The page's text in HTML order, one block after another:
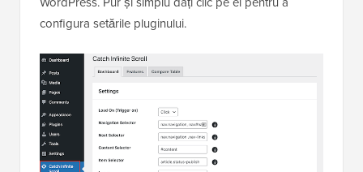
configura setările pluginului.